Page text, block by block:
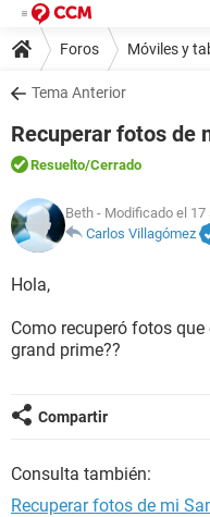
Foros Móviles y
Tema Anterior
Recuperar fotos de
Resuelto/Cerrado
Beth - Modificado el 17
Carlos Villagómez
Hola,
Como recuperó fotos
grand prime??
Compartir
Consulta también:
Recuperar fotos de mi